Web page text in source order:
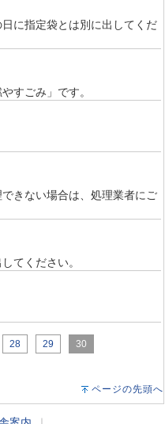
に指定袋とは別に出してくだ
すごみ」です。
きない場合は、処理業者にご
てください。
28 29 30
ページの先頭へ